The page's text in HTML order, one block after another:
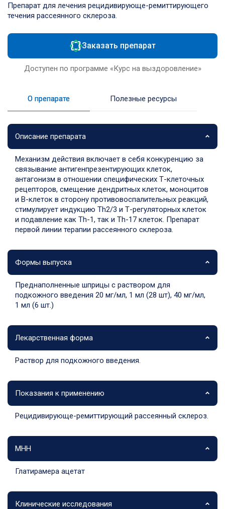
Препарат для лечения рецидивирующе-ремиттирующего
течения рассеянного склероза.
Заказать препарат
Доступен по программе «Курс на выздоровление»
О препарате Полезные ресурсы
Описание препарата
Механизм действия включает в себя конкуренцию за
связывание антигенпрезентирующих клеток,
антагонизм в отношении специфических Т-клеточных
рецепторов, смещение дендритных клеток, моноцитов
и В-клеток в сторону противовоспалительных реакций,
стимулирует индукцию Th2/3 и Т-регуляторных клеток
и подавление как Th-1, так и Th-17 клеток. Препарат
первой линии терапии рассеянного склероза.
Формы выпуска
Преднаполненные шприцы с раствором для
подкожного введения 20 мг/мл, 1 мл (28 шт), 40 мг/мл,
1 мл (6 шт.)
Лекарственная форма
Раствор для подкожного введения.
Показания к применению
Рецидивирующе-ремиттирующий рассеянный склероз.
МНН
Глатирамера ацетат
Клинические исследования